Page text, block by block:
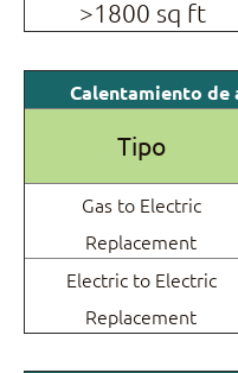
>1800 sq ft
Calentamiento de
Tipo
Gas to Electric
Replacement
Electric to Electric
Replacement